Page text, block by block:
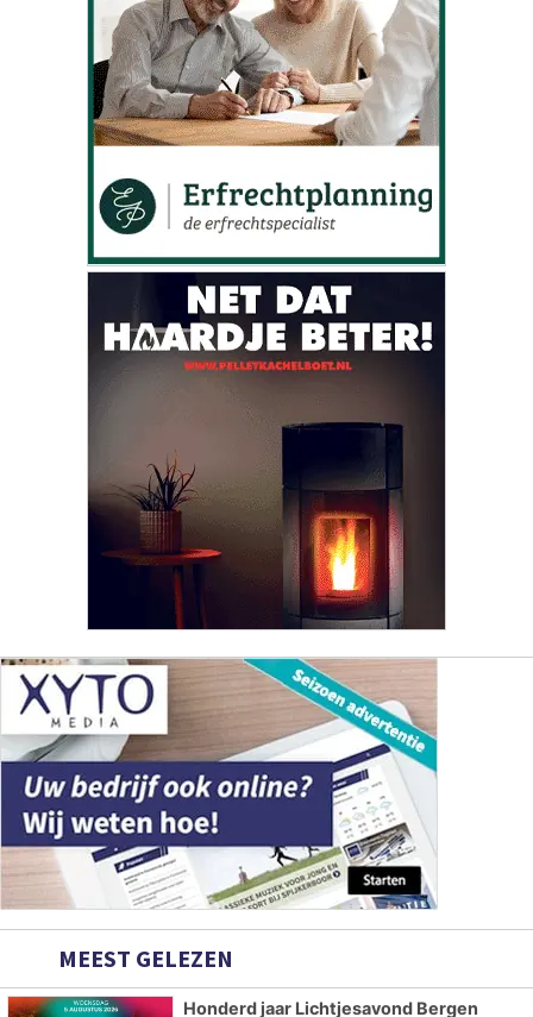
MEEST GELEZEN
Honderd jaar Lichtjesavond Bergen